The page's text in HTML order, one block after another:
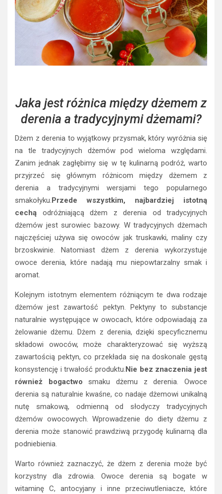
Jaka jest różnica między dżemem z
derenia a tradycyjnymi dżemami?
Dżem z derenia to wyjątkowy przysmak, który wyróżnia się
na tle tradycyjnych dżemów pod wieloma względami.
Zanim jednak zagłębimy się w tę kulinarną podróż, warto
przyjrzeć się głównym różnicom między dżemem z
derenia a tradycyjnymi wersjami tego popularnego
smakołyku.Przede wszystkim, najbardziej istotną
cechą odróżniającą dżem z derenia od tradycyjnych
dżemów jest surowiec bazowy. W tradycyjnych dżemach
najczęściej używa się owoców jak truskawki, maliny czy
brzoskwinie. Natomiast dżem z derenia wykorzystuje
owoce derenia, które nadają mu niepowtarzalny smak i
aromat.
Kolejnym istotnym elementem różniącym te dwa rodzaje
dżemów jest zawartość pektyn. Pektyny to substancje
naturalnie występujące w owocach, które odpowiadają za
żelowanie dżemu. Dżem z derenia, dzięki specyficznemu
składowi owoców, może charakteryzować się wyższą
zawartością pektyn, co przekłada się na doskonale gęstą
konsystencję i trwałość produktu.Nie bez znaczenia jest
również bogactwo smaku dżemu z derenia. Owoce
derenia są naturalnie kwaśne, co nadaje dżemowi unikalną
nutę smakową, odmienną od słodyczy tradycyjnych
dżemów owocowych. Wprowadzenie do diety dżemu z
derenia może stanowić prawdziwą przygodę kulinarną dla
podniebienia.
Warto również zaznaczyć, że dżem z derenia może być
korzystny dla zdrowia. Owoce derenia są bogate w
witaminę C, antocyjany i inne przeciwutleniacze, które